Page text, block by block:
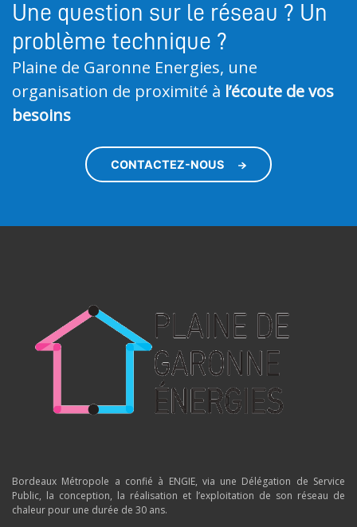
Une question sur le réseau ? Un
problème technique ?
Plaine de Garonne Energies, une
organisation de proximité à l’écoute de vos
besoins
CONTACTEZ-NOUS
Bordeaux Métropole a confié à ENGIE, via une Délégation de Service
Public, la conception, la réalisation et l’exploitation de son réseau de
chaleur pour une durée de 30 ans.